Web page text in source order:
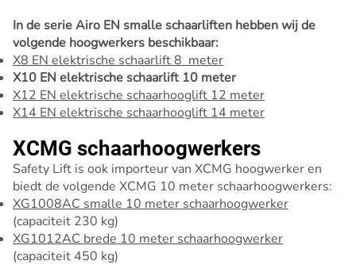
In de serie Airo EN smalle schaarliften hebben wij de
volgende hoogwerkers beschikbaar:
X8 EN elektrische schaarlift 8 meter
X10 EN elektrische schaarlift 10 meter
X12 EN elektrische schaarhooglift 12 meter
X14 EN elektrische schaarhooglift 14 meter
XCMG schaarhoogwerkers
Safety Lift is ook importeur van XCMG hoogwerker en
biedt de volgende XCMG 10 meter schaarhoogwerkers:
XG1008AC smalle 10 meter schaarhoogwerker
(capaciteit 230 kg)
XG1012AC brede 10 meter schaarhoogwerker
(capaciteit 450 kg)